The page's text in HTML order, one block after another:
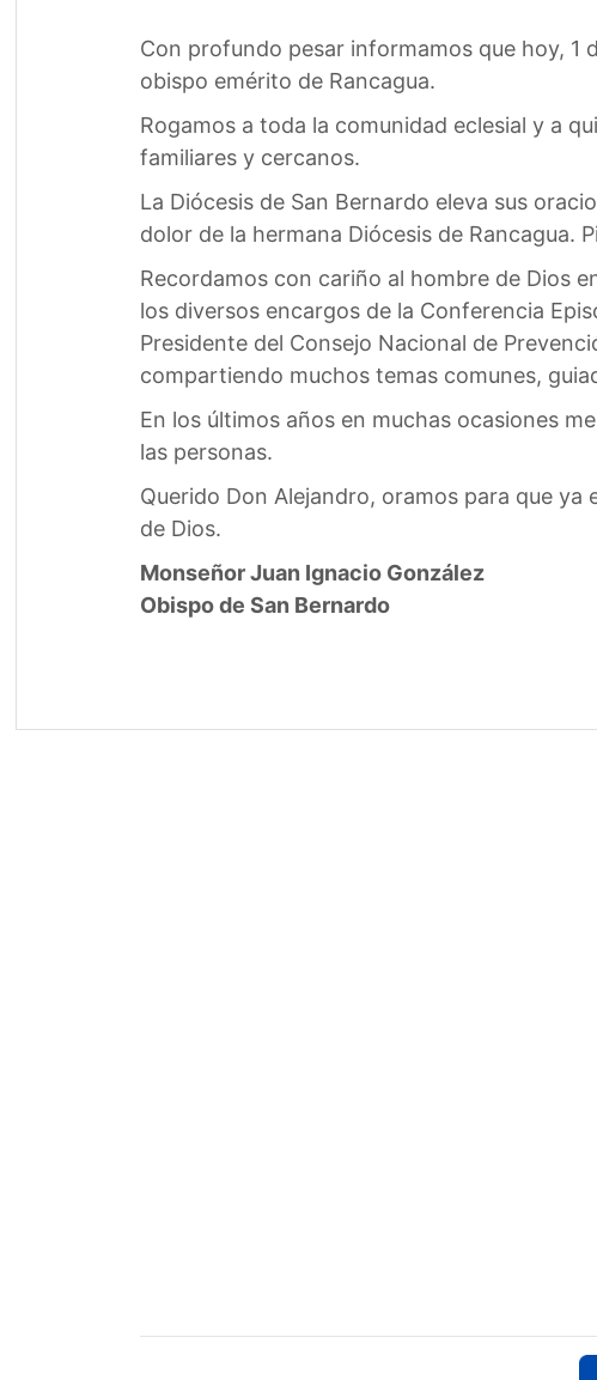
Con profundo pesar informamos que hoy, 1
obispo emérito de Rancagua.
Rogamos a toda la comunidad eclesial y a
familiares y cercanos.
La Diócesis de San Bernardo eleva sus
dolor de la hermana Diócesis de Rancagua.
Recordamos con cariño al hombre de Dios
los diversos encargos de la Conferencia
Presidente del Consejo Nacional de
compartiendo muchos temas comunes,
En los últimos años en muchas ocasiones
las personas.
Querido Don Alejandro, oramos para que
de Dios.
Monseñor Juan Ignacio González
Obispo de San Bernardo